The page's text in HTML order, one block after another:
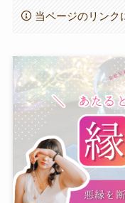
当ページのリンク